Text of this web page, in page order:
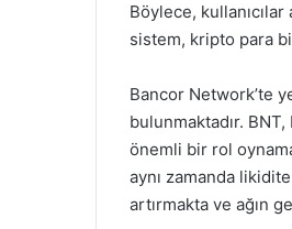
Böylece,
sistem, kripto para
Bancor Network’te
bulunmaktadır. BNT,
önemli bir rol
aynı zamanda
artırmakta ve ağın